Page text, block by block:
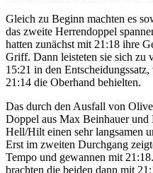
Gleich zu Beginn machten es
das zweite Herrendoppel
hatten zunächst mit 21:18 ihre
Griff. Dann leisteten sie sich zu
15:21 in den
21:14 die Oberhand behielten.
Das durch den Ausfall von
Doppel aus Max Beinhauer und
Hell/Hilt einen sehr langsamen
Erst im zweiten Durchgang
Tempo und gewannen mit
brachten die beiden dann mit